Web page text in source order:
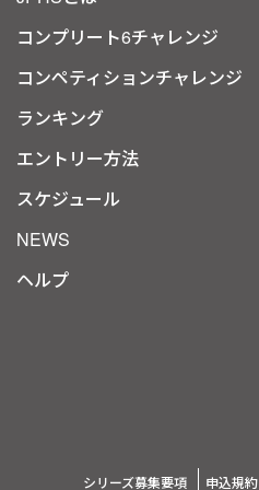
コンプリート6チャレンジ
コンペティションチャレンジ
ランキング
エントリー方法
スケジュール
NEWS
ヘルプ
シリーズ募集要項 申込規約